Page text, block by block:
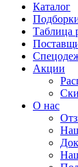
Каталог
Таблица
Акции
О нас